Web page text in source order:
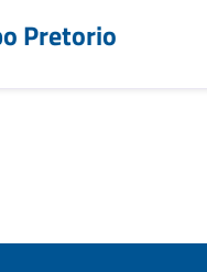
Pretorio